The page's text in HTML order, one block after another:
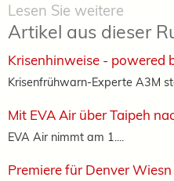
Lesen Sie weitere
Artikel aus dieser
Krisenhinweise - powered
Krisenfrühwarn-Experte A3M
Mit EVA Air über Taipeh
EVA Air nimmt am 1....
Premiere für Denver